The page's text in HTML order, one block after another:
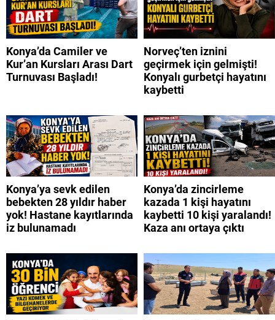
Konya’da Camiler ve
Kur’an Kursları Arası Dart
Turnuvası Başladı!
Norveç’ten iznini
geçirmek için gelmişti!
Konyalı gurbetçi hayatını
kaybetti
Konya’ya sevk edilen
bebekten 28 yıldır haber
yok! Hastane kayıtlarında
iz bulunamadı
Konya’da zincirleme
kazada 1 kişi hayatını
kaybetti 10 kişi yaralandı!
Kaza anı ortaya çıktı